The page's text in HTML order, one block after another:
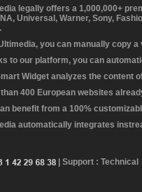
legally offers a 1,000,000+
Universal, Warner, Sony,
you can manually copy
to our platform, you can
Widget analyzes the content
than 400 European websites
benefit from a 100%
automatically integrates
| Support : Technical